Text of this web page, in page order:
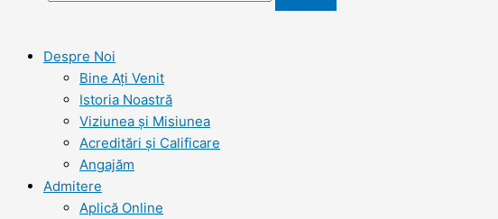
Despre Noi
Bine Ați Venit
Istoria Noastră
Viziunea şi Misiunea
Acreditări şi Calificare
Angajăm
Admitere
Aplică Online